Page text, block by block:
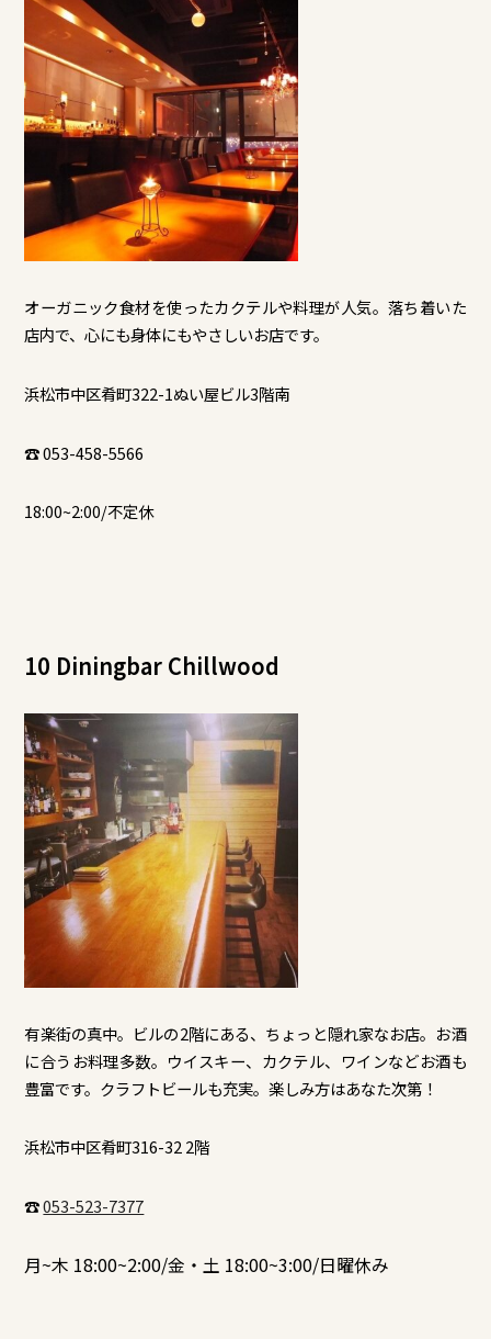
オーガニック食材を使ったカクテルや料理が人気。落ち着いた
店内で、心にも身体にもやさしいお店です。
浜松市中区肴町322-1ぬい屋ビル3階南
☎ 053-458-5566
18:00~2:00/不定休
10 Diningbar Chillwood
有楽街の真中。ビルの2階にある、ちょっと隠れ家なお店。お酒
に合うお料理多数。ウイスキー、カクテル、ワインなどお酒も
豊富です。クラフトビールも充実。楽しみ方はあなた次第！
浜松市中区肴町316-32 2階
☎053-523-7377
月~木 18:00~2:00/金・土 18:00~3:00/日曜休み